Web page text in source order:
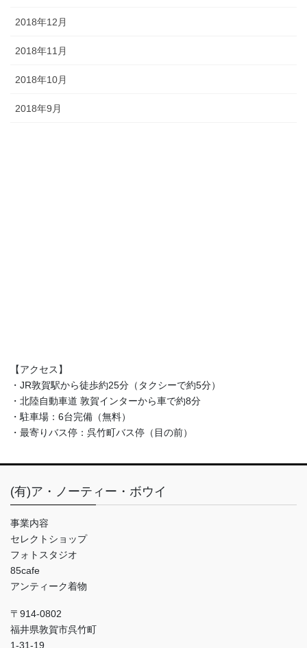
2018年12月
2018年11月
2018年10月
2018年9月
【アクセス】
・JR敦賀駅から徒歩約25分（タクシーで約5分）
・北陸自動車道 敦賀インターから車で約8分
・駐車場：6台完備（無料）
・最寄りバス停：呉竹町バス停（目の前）
(有)ア・ノーティー・ボウイ
事業内容
セレクトショップ
フォトスタジオ
85cafe
アンティーク着物
〒914-0802
福井県敦賀市呉竹町
1-31-19